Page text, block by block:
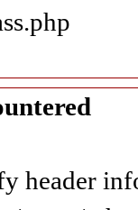
header